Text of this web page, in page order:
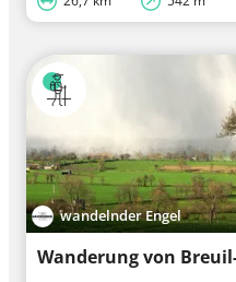
wandelnder Engel